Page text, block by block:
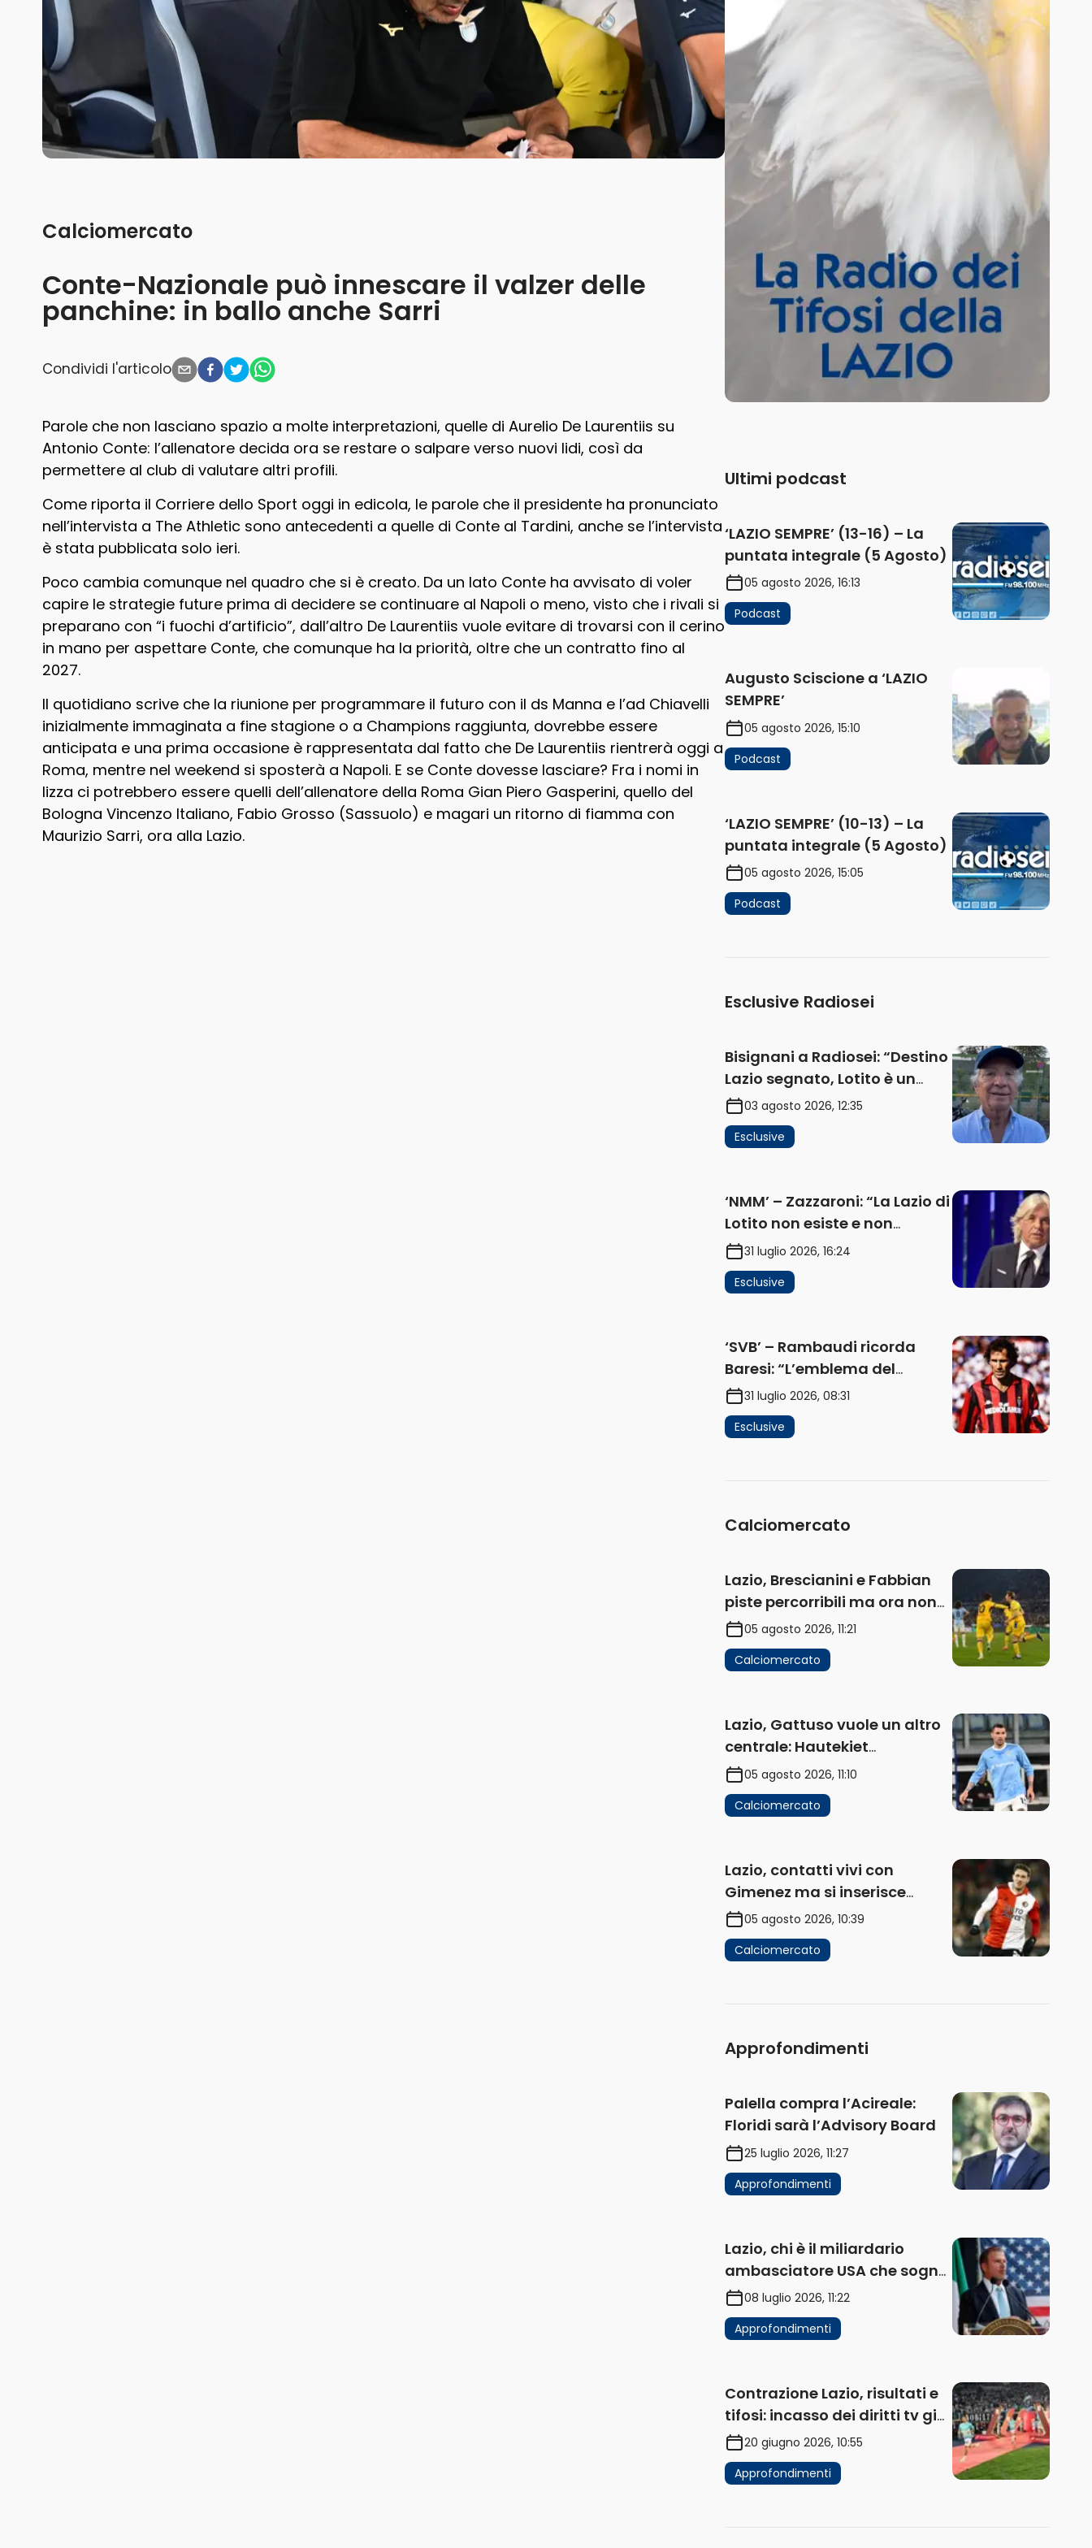
Conte-Nazionale può innescare il valzer delle
panchine: in ballo anche Sarri
Calciomercato
Condividi l'articolo
Parole che non lasciano spazio a molte interpretazioni, quelle di Aurelio De Laurentiis su
Antonio Conte: l’allenatore decida ora se restare o salpare verso nuovi lidi, così da
permettere al club di valutare altri profili.
Come riporta il Corriere dello Sport oggi in edicola, le parole che il presidente ha pronunciato
nell’intervista a The Athletic sono antecedenti a quelle di Conte al Tardini, anche se l’intervista
è stata pubblicata solo ieri.
Poco cambia comunque nel quadro che si è creato. Da un lato Conte ha avvisato di voler
capire le strategie future prima di decidere se continuare al Napoli o meno, visto che i rivali si
preparano con “i fuochi d’artificio”, dall’altro De Laurentiis vuole evitare di trovarsi con il cerino
in mano per aspettare Conte, che comunque ha la priorità, oltre che un contratto fino al
2027.
Il quotidiano scrive che la riunione per programmare il futuro con il ds Manna e l’ad Chiavelli
inizialmente immaginata a fine stagione o a Champions raggiunta, dovrebbe essere
anticipata e una prima occasione è rappresentata dal fatto che De Laurentiis rientrerà oggi a
Roma, mentre nel weekend si sposterà a Napoli. E se Conte dovesse lasciare? Fra i nomi in
lizza ci potrebbero essere quelli dell’allenatore della Roma Gian Piero Gasperini, quello del
Bologna Vincenzo Italiano, Fabio Grosso (Sassuolo) e magari un ritorno di fiamma con
Maurizio Sarri, ora alla Lazio.
Ultimi podcast
‘LAZIO SEMPRE’ (13-16) – La
puntata integrale (5 Agosto)
05 agosto 2026, 16:13
Podcast
Augusto Sciscione a ‘LAZIO
SEMPRE’
05 agosto 2026, 15:10
Podcast
‘LAZIO SEMPRE’ (10-13) – La
puntata integrale (5 Agosto)
05 agosto 2026, 15:05
Podcast
Esclusive Radiosei
Bisignani a Radiosei: “Destino
Lazio segnato, Lotito è un
problema, la chiave sono
Flaminio e politica. La
protesta e gli interessi dei
03 agosto 2026, 12:35
Esclusive
‘NMM’ – Zazzaroni: “La Lazio di
Lotito non esiste e non
funziona più. E’ ora di lasciare,
ma lui non ascolta.
Pignataro? Ho verificato…”
31 luglio 2026, 16:24
Esclusive
‘SVB’ – Rambaudi ricorda
Baresi: “L’emblema del
difensore moderno completo.
Lui è il Milan” (AUDIO)
31 luglio 2026, 08:31
Esclusive
Calciomercato
Lazio, Brescianini e Fabbian
piste percorribili ma ora non
sono la priorità
05 agosto 2026, 11:21
Calciomercato
Lazio, Gattuso vuole un altro
centrale: Hautekiet
operazione difficile.
Domenica la deadline per
Romagnoli
05 agosto 2026, 11:10
Calciomercato
Lazio, contatti vivi con
Gimenez ma si inserisce
anche il Porto. Sullo sfondo
Ivanovic e Pinamonti
05 agosto 2026, 10:39
Calciomercato
Approfondimenti
Palella compra l’Acireale:
Floridi sarà l’Advisory Board
25 luglio 2026, 11:27
Approfondimenti
Lazio, chi è il miliardario
ambasciatore USA che sogna
di acquistare un club in Italia
08 luglio 2026, 11:22
Approfondimenti
Contrazione Lazio, risultati e
tifosi: incasso dei diritti tv già
in flessione
20 giugno 2026, 10:55
Approfondimenti